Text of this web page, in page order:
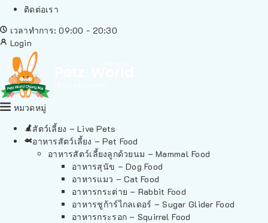
ติดต่อเรา
เวลาทำการ: 09:00 - 20:30
Login
หมวดหมู่
สัตว์เลี้ยง – Live Pets
อาหารสัตว์เลี้ยง – Pet Food
อาหารสัตว์เลี้ยงลูกด้วยนม – Mammal Food
อาหารสุนัข – Dog Food
อาหารแมว – Cat Food
อาหารกระต่าย – Rabbit Food
อาหารชูก้าร์ไกลเดอร์ – Sugar Glider Food
อาหารกระรอก – Squirrel Food